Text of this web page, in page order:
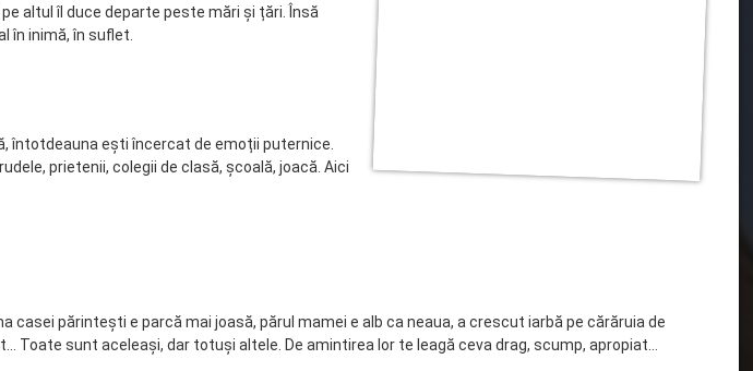
altul îl duce departe peste mări și țări. Însă
în inimă, în suflet.
întotdeauna ești încercat de emoții puternice.
prietenii, colegii de clasă, școală, joacă. Aici
casei părintești e parcă mai joasă, părul mamei e alb ca neaua, a crescut iarbă pe cărăruia de
Toate sunt aceleași, dar totuși altele. De amintirea lor te leagă ceva drag, scump, apropiat…